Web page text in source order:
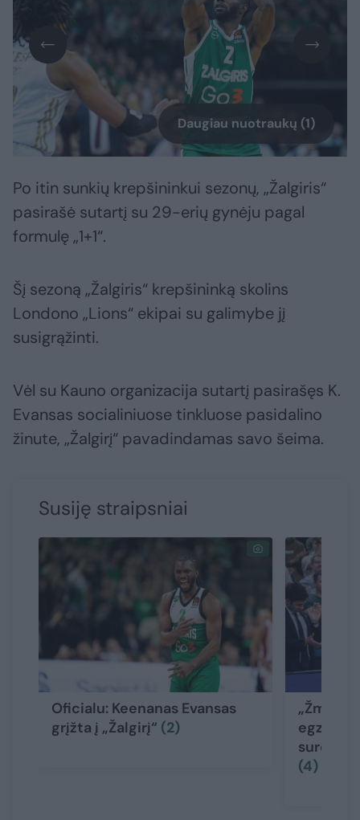
Daugiau nuotraukų (1)
Po itin sunkių krepšininkui sezonų, „Žalgiris“
pasirašė sutartį su 29-erių gynėju pagal
formulę „1+1“.
Šį sezoną „Žalgiris“ krepšininką skolins
Londono „Lions“ ekipai su galimybe jį
susigrąžinti.
Vėl su Kauno organizacija sutartį pasirašęs K.
Evansas socialiniuose tinkluose pasidalino
žinute, „Žalgirį“ pavadindamas savo šeima.
Susiję straipsniai
Oficialu: Keenanas Evansas
grįžta į „Žalgirį“ (2)
(4)